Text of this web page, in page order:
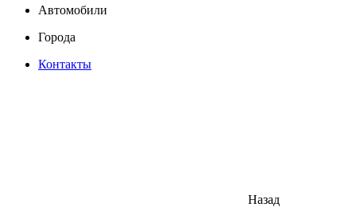
Автомобили
Города
Контакты
Назад